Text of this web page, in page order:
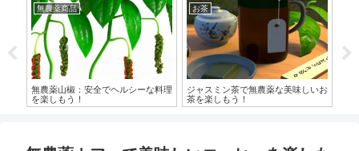
無農薬商品
無農薬山椒：安全でヘルシーな料理
を楽しもう！
お茶
ジャスミン茶で無農薬な美味しいお
茶を楽しもう！